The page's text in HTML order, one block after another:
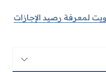
لمعرفة رصيد الإجازات